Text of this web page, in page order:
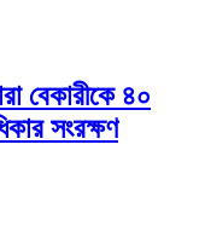
বেকারীকে ৪০
সংরক্ষণ